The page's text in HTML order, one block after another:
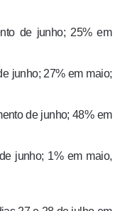
de junho; 25% em
junho; 27% em maio;
de junho; 48% em
junho; 1% em maio,